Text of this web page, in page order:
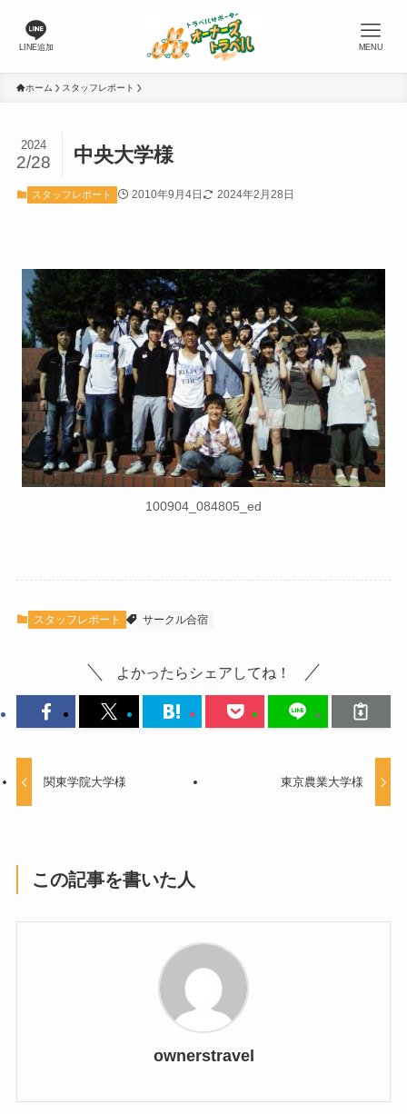
LINE追加 MENU
ホーム スタッフレポート
中央大学様
2024
2/28
スタッフレポート 2010年9月4日 2024年2月28日
100904_084805_ed
スタッフレポート サークル合宿
よかったらシェアしてね！
関東学院大学様 東京農業大学様
この記事を書いた人
ownerstravel